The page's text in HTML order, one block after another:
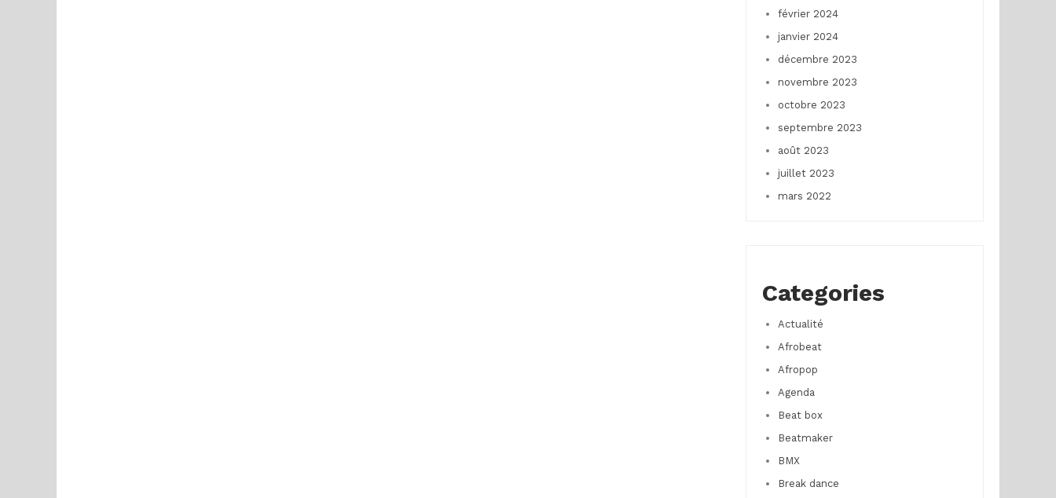
février 2024
janvier 2024
décembre 2023
novembre 2023
octobre 2023
septembre 2023
août 2023
juillet 2023
mars 2022
Categories
Actualité
Afrobeat
Afropop
Agenda
Beat box
Beatmaker
BMX
Break dance